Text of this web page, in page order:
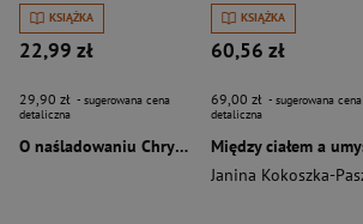
KSIĄŻKA
22,99 zł
29,90 zł - sugerowana cena
detaliczna
O naśladowaniu Chrystusa wyd. 2026
KSIĄŻKA
60,56 zł
69,00 zł - sugerowana cena
detaliczna